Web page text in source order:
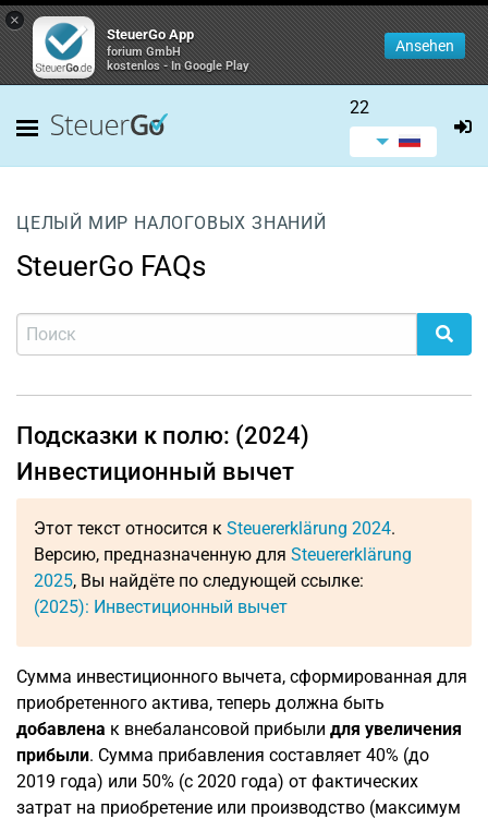
×
SteuerGo App
forium GmbH
kostenlos - In Google Play
Ansehen
22
ЦЕЛЫЙ МИР НАЛОГОВЫХ ЗНАНИЙ
SteuerGo FAQs
Подсказки к полю: (2024)
Инвестиционный вычет
Этот текст относится к Steuererklärung 2024.
Версию, предназначенную для Steuererklärung
2025, Вы найдёте по следующей ссылке:
(2025): Инвестиционный вычет
Сумма инвестиционного вычета, сформированная для
приобретенного актива, теперь должна быть
добавлена к внебалансовой прибыли для увеличения
прибыли. Сумма прибавления составляет 40% (до
2019 года) или 50% (с 2020 года) от фактических
затрат на приобретение или производство (максимум